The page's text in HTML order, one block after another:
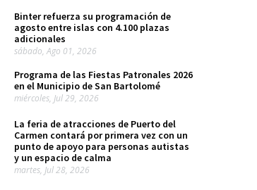
Binter refuerza su programación de
agosto entre islas con 4.100 plazas
adicionales
sábado, Ago 01, 2026
Programa de las Fiestas Patronales 2026
en el Municipio de San Bartolomé
miércoles, Jul 29, 2026
La feria de atracciones de Puerto del
Carmen contará por primera vez con un
punto de apoyo para personas autistas
y un espacio de calma
martes, Jul 28, 2026